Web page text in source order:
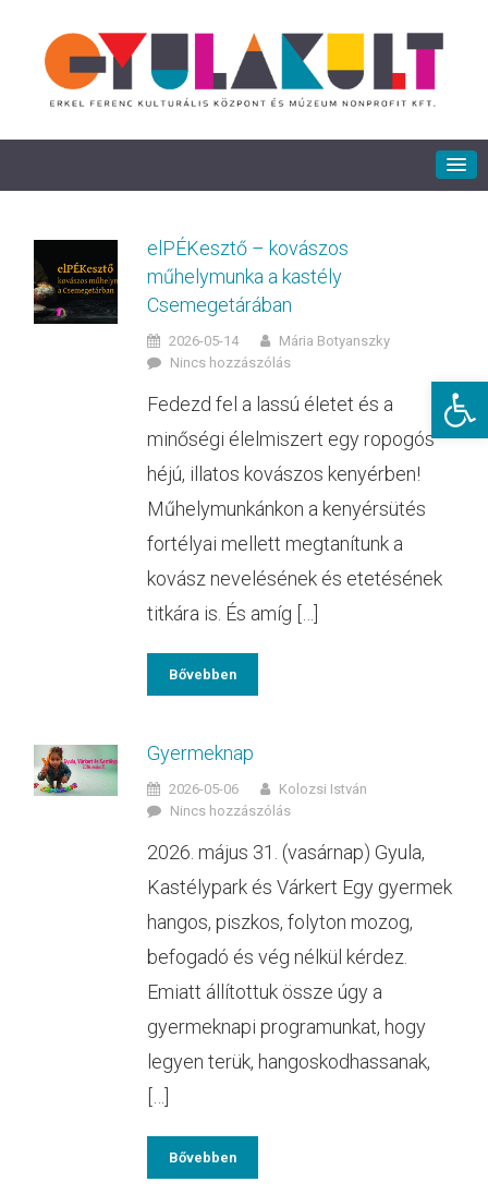
elPÉKesztő – kovászos
műhelymunka a kastély
Csemegetárában
2026-05-14
Mária Botyanszky
Nincs hozzászólás
Fedezd fel a lassú életet és a
minőségi élelmiszert egy ropogós
héjú, illatos kovászos kenyérben!
Műhelymunkánkon a kenyérsütés
fortélyai mellett megtanítunk a
kovász nevelésének és etetésének
titkára is. És amíg […]
Bővebben
Gyermeknap
2026-05-06
Kolozsi István
Nincs hozzászólás
2026. május 31. (vasárnap) Gyula,
Kastélypark és Várkert Egy gyermek
hangos, piszkos, folyton mozog,
befogadó és vég nélkül kérdez.
Emiatt állítottuk össze úgy a
gyermeknapi programunkat, hogy
legyen terük, hangoskodhassanak,
Bővebben